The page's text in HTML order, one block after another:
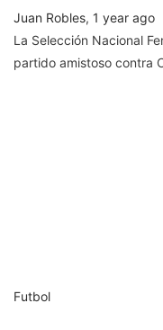
Juan Robles, 1 year ago
La Selección Nacional
partido amistoso contra
Futbol